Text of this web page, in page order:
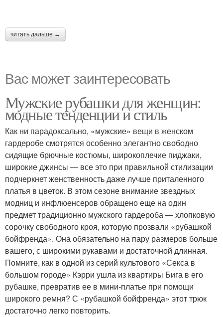
читать дальше →
Вас может заинтересовать
Мужские рубашки для женщин:
модные тенденции и стиль
Как ни парадоксально, «мужские» вещи в женском
гардеробе смотрятся особенно элегантно свободно
сидящие брючные костюмы, широкоплечие пиджаки,
широкие джинсы — все это при правильной стилизации
подчеркнет женственность даже лучше приталенного
платья в цветок. В этом сезоне внимание звездных
модниц и инфлюенсеров обращено еще на один
предмет традиционно мужского гардероба — хлопковую
сорочку свободного кроя, которую прозвали «рубашкой
бойфренда». Она обязательно на пару размеров больше
вашего, с широкими рукавами и достаточной длинная.
Помните, как в одной из серий культового «Секса в
большом городе» Кэрри ушла из квартиры Бига в его
рубашке, превратив ее в мини-платье при помощи
широкого ремня? С «рубашкой бойфренда» этот трюк
достаточно легко повторить.